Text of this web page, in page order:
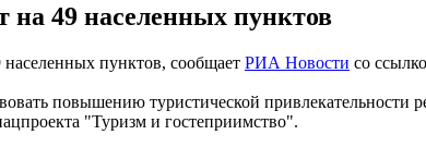
на 49 населенных пунктов
пунктов, сообщает РИА Новости со
повышению туристической
"Туризм и гостеприимство".